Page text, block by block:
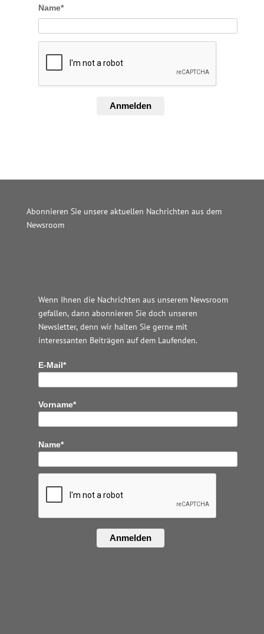
Name*
Anmelden
Abonnieren Sie unsere aktuellen Nachrichten aus dem
Newsroom
Wenn Ihnen die Nachrichten aus unserem Newsroom
gefallen, dann abonnieren Sie doch unseren
Newsletter, denn wir halten Sie gerne mit
interessanten Beiträgen auf dem Laufenden.
E-Mail*
Vorname*
Name*
Anmelden